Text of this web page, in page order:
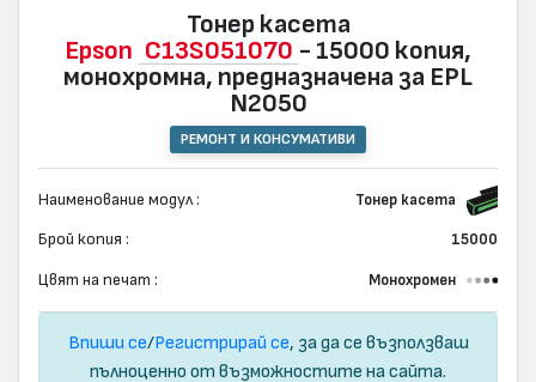
Тонер касета
Epson C13S051070 - 15000 копия,
монохромна, предназначена за EPL
N2050
РЕМОНТ И КОНСУМАТИВИ
Наименование модул : Тонер касета
Брой копия : 15000
Цвят на печат : Монохромен
Впиши се/Регистрирай се, за да се възползваш
пълноценно от възможностите на сайта.